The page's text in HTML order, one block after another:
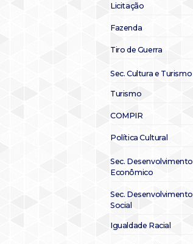
Licitação
Fazenda
Tiro de Guerra
Sec. Cultura e Turismo
Turismo
COMPIR
Política Cultural
Sec. Desenvolvimento
Econômico
Sec. Desenvolvimento
Social
Igualdade Racial